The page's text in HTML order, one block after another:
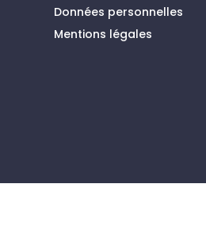
Données personnelles
Mentions légales